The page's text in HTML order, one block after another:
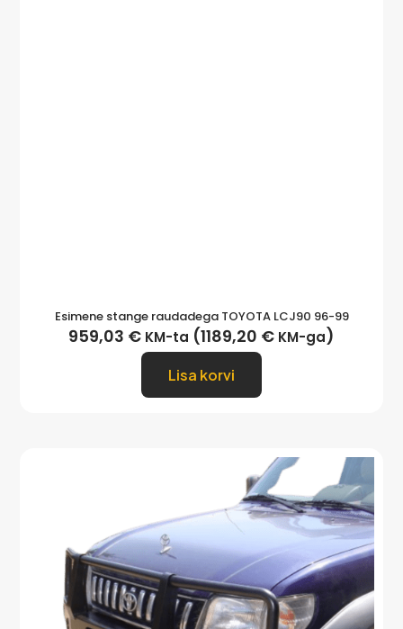
Esimene stange raudadega TOYOTA LCJ90 96-99
959,03 € KM-ta (1189,20 € KM-ga)
Lisa korvi